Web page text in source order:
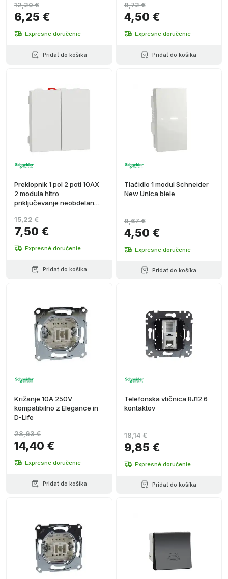
6,25 €
12,20 €
Expresné doručenie
Pridať do košíka
4,50 €
8,72 €
Expresné doručenie
Pridať do košíka
Preklopnik 1 pol 2 poti 10AX
2 modula hitro
priključevanje neobdelan
7,50 €
15,22 €
Expresné doručenie
Pridať do košíka
Tlačidlo 1 modul Schneider
New Unica biele
4,50 €
8,67 €
Expresné doručenie
Pridať do košíka
Križanje 10A 250V
kompatibilno z Elegance in
D-Life
14,40 €
28,63 €
Expresné doručenie
Pridať do košíka
Telefonska vtičnica RJ12 6
kontaktov
9,85 €
18,14 €
Expresné doručenie
Pridať do košíka